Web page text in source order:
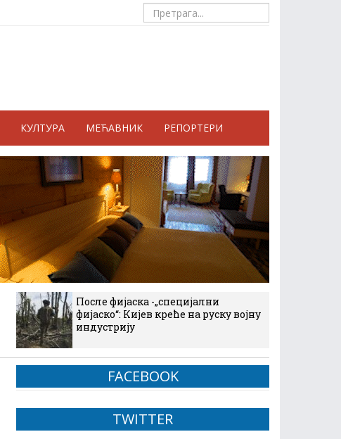
КУЛТУРА МЕЋАВНИК РЕПОРТЕРИ
После фијаска -„специјални
фијаско“: Кијев креће на руску војну
индустрију
FACEBOOK
TWITTER